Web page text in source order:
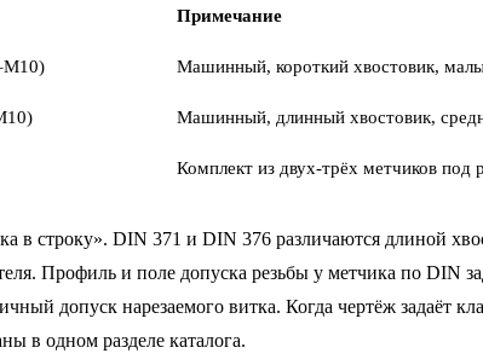
Примечание
Машинный, короткий хвостовик,
Машинный, длинный хвостовик,
Комплект из двух-трёх метчиков под
в строку». DIN 371 и DIN 376 различаются длиной
Профиль и поле допуска резьбы у метчика по DIN
допуск нарезаемого витка. Когда чертёж задаёт
в одном разделе каталога.